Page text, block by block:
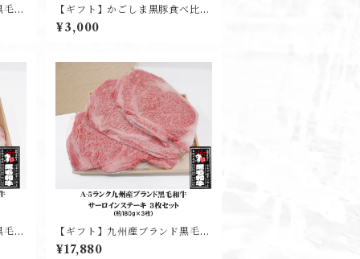
毛和
【ギフト】かごしま黒豚食べ比べ
セット(約600g)
¥3,000
毛和
【ギフト】九州産ブランド黒毛和
牛サーロインステーキ(3枚入り)
¥17,880